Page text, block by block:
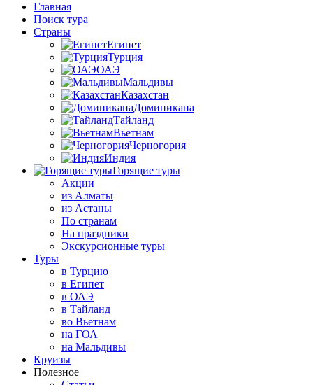
Главная
Поиск тура
Страны
Египет
Турция
ОАЭ
Мальдивы
Казахстан
Доминикана
Тайланд
Вьетнам
Черногория
Индия
Горящие туры
Акции
из Алматы
из Астаны
По странам
На праздники
Экскурсионные туры
Туры
в Турцию
в Египет
в ОАЭ
в Тайланд
во Вьетнам
на ГОА
на Мальдивы
Круизы
Полезное